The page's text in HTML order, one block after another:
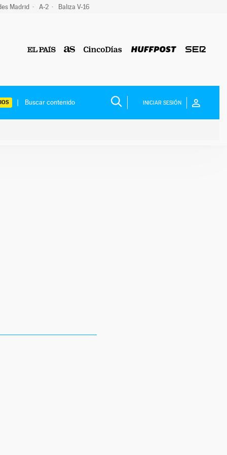
Madrid A-2 Baliza V-16
INICIAR SESIÓN